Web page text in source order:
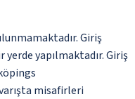
Giriş
yapılmaktadır. Giriş
misafirleri